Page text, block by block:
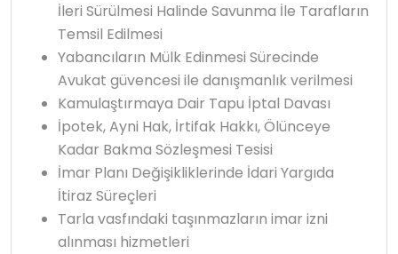
İleri Sürülmesi Halinde Savunma İle Tarafların
Temsil Edilmesi
Yabancıların Mülk Edinmesi Sürecinde
Avukat güvencesi ile danışmanlık verilmesi
Kamulaştırmaya Dair Tapu İptal Davası
İpotek, Ayni Hak, İrtifak Hakkı, Ölünceye
Kadar Bakma Sözleşmesi Tesisi
İmar Planı Değişikliklerinde İdari Yargıda
İtiraz Süreçleri
Tarla vasfındaki taşınmazların imar izni
alınması hizmetleri